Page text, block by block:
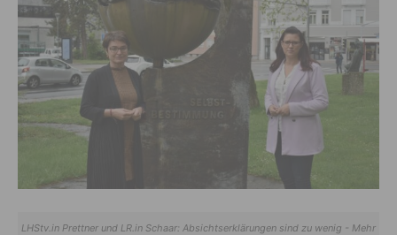
LHStv.in Prettner und LR.in Schaar: Absichtserklärungen sind zu wenig - Mehr